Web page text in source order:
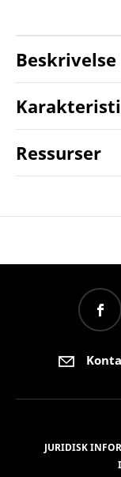
Beskrivelse
Ressurser
JURIDISK